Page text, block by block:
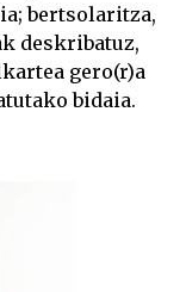
bertsolaritza,
deskribatuz,
gero(r)a
bidaia.